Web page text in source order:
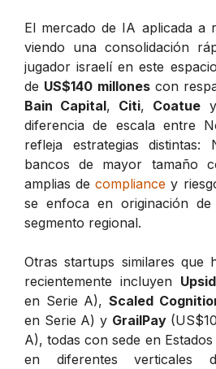
El mercado de IA aplicada a
viendo una consolidación
jugador israelí en este
de US$140 millonescon
Bain Capital, Citi, Coatue y
diferencia de escala entre
refleja estrategias
bancos de mayor tamaño
amplias decompliance y
se enfoca en originación
segmento regional.
Otras startups similares que
recientemente incluyen
en Serie A), Scaled
en Serie A) y GrailPay
A), todas con sede en
en diferentes verticales